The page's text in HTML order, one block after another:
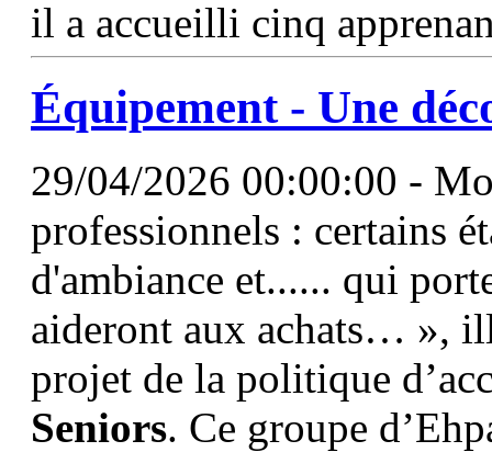
il a accueilli cinq
Équipement - Une
29/04/2026 00:00:00 -
professionnels : certains
d'ambiance et...... qui
aideront aux achats… »,
projet de la politique
Seniors. Ce groupe